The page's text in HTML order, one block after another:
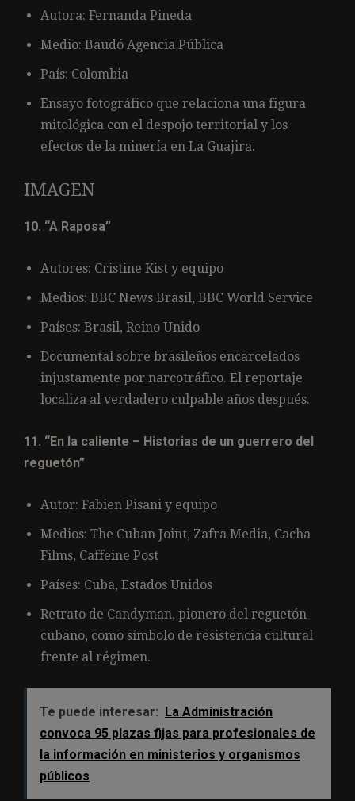
Autora: Fernanda Pineda
Medio: Baudó Agencia Pública
País: Colombia
Ensayo fotográfico que relaciona una figura
mitológica con el despojo territorial y los
efectos de la minería en La Guajira.
IMAGEN
10. “A Raposa”
Autores: Cristine Kist y equipo
Medios: BBC News Brasil, BBC World Service
Países: Brasil, Reino Unido
Documental sobre brasileños encarcelados
injustamente por narcotráfico. El reportaje
localiza al verdadero culpable años después.
11. “En la caliente – Historias de un guerrero del
reguetón”
Autor: Fabien Pisani y equipo
Medios: The Cuban Joint, Zafra Media, Cacha
Films, Caffeine Post
Países: Cuba, Estados Unidos
Retrato de Candyman, pionero del reguetón
cubano, como símbolo de resistencia cultural
frente al régimen.
Te puede interesar:
La Administración
convoca 95 plazas fijas para profesionales de
la información en ministerios y organismos
públicos